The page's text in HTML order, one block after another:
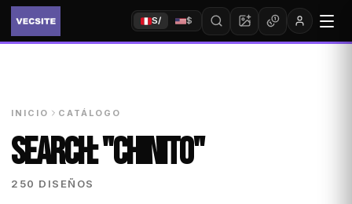
S/ $
INICIO CATÁLOGO
SEARCH: "CHINITO"
250 DISEÑOS